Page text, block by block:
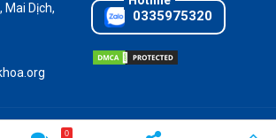
Mai Dịch,
0335975320
0